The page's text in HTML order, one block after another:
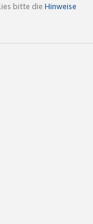
bitte die Hinweise